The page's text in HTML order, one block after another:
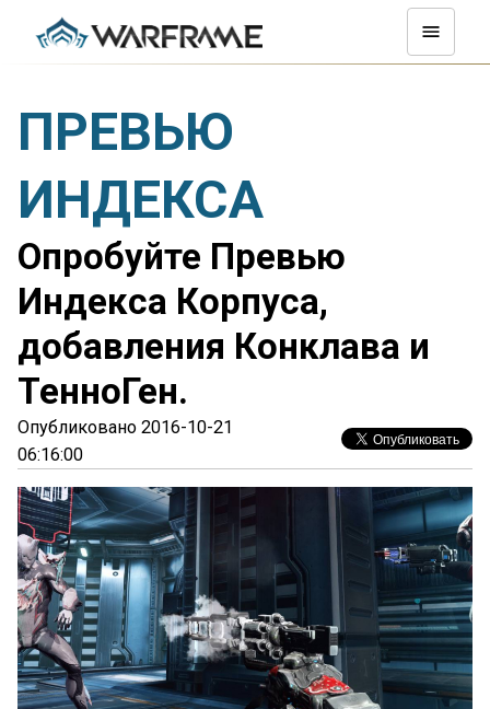
ПРЕВЬЮ
ИНДЕКСА
Опробуйте Превью
Индекса Корпуса,
добавления Конклава и
ТенноГен.
Опубликовано 2016-10-21
06:16:00